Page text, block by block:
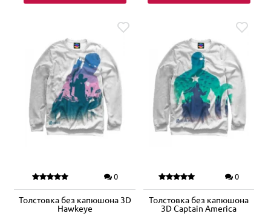
0
Толстовка без капюшона 3D
Hawkeye
0
Толстовка без капюшона
3D Captain America